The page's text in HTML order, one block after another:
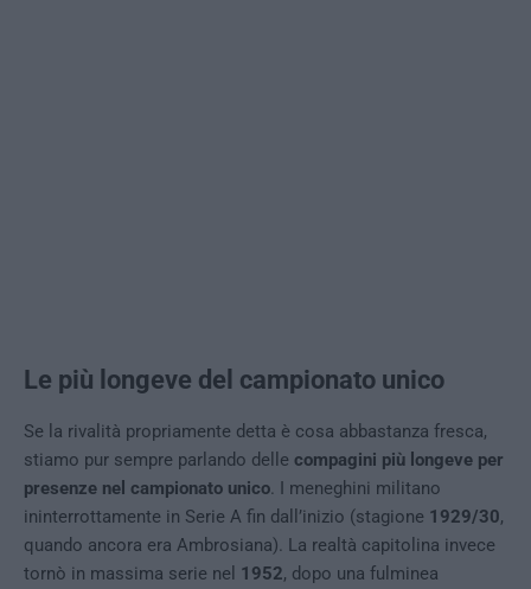
Le più longeve del campionato unico
Se la rivalità propriamente detta è cosa abbastanza fresca,
stiamo pur sempre parlando delle compagini più longeve per
presenze nel campionato unico. I meneghini militano
ininterrottamente in Serie A fin dall’inizio (stagione 1929/30,
quando ancora era Ambrosiana). La realtà capitolina invece
tornò in massima serie nel 1952, dopo una fulminea